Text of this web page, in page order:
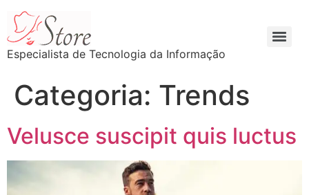
Especialista de Tecnologia da Informação
Categoria: Trends
Velusce suscipit quis luctus